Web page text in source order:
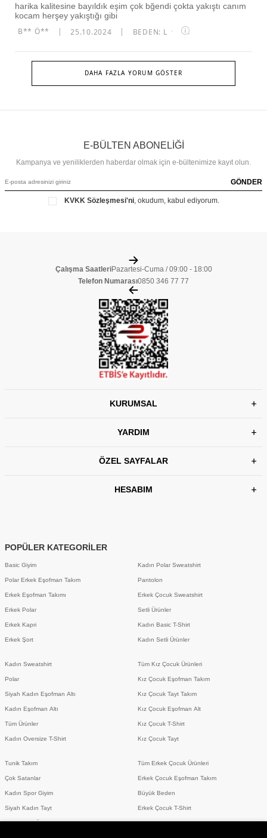
harika kalitesine bayıldık eşim çok bğendi çokta yakıştı canım
kocam herşey yakıştığı gibi
B** Ö** 25.10.2024 BEDEN: L ·
DAHA FAZLA YORUM GÖSTER
E-BÜLTEN ABONELİĞİ
Kampanya ve yeniliklerden haberdar olmak için e-bültenimize kayıt olun.
GÖNDER
KVKK Sözleşmesi'ni, okudum, kabul ediyorum.
Çalışma SaatleriPazartesi-Cuma / 09:00 - 18:00
Telefon Numarası0850 346 77 77
KURUMSAL
YARDIM
ÖZEL SAYFALAR
HESABIM
POPÜLER KATEGORİLER
Basic Giyim
Polar Erkek Eşofman Takım
Erkek Eşofman Takımı
Erkek Polar
Erkek Kapri
Erkek Şort
Kadın Sweatshirt
Polar
Siyah Kadın Eşofman Altı
Kadın Eşofman Altı
Tüm Ürünler
Kadın Oversize T-Shirt
Tunik Takım
Çok Satanlar
Kadın Spor Giyim
Siyah Kadın Tayt
Erkek Setli Ürünler
Kadın Polar Sweatshirt
Pantolon
Erkek Çocuk Sweatshirt
Setli Ürünler
Kadın Basic T-Shirt
Kadın Setli Ürünler
Tüm Kız Çocuk Ürünleri
Kız Çocuk Eşofman Takım
Kız Çocuk Tayt Takım
Kız Çocuk Eşofman Alt
Kız Çocuk T-Shirt
Kız Çocuk Tayt
Tüm Erkek Çocuk Ürünleri
Erkek Çocuk Eşofman Takım
Büyük Beden
Erkek Çocuk T-Shirt